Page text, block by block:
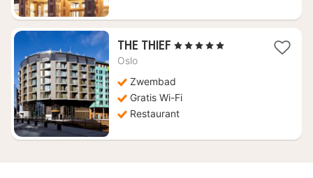
THE THIEF 1
€
378,43
, 5 Sterren
Oslo
Zwembad
Gratis Wi-Fi
Restaurant